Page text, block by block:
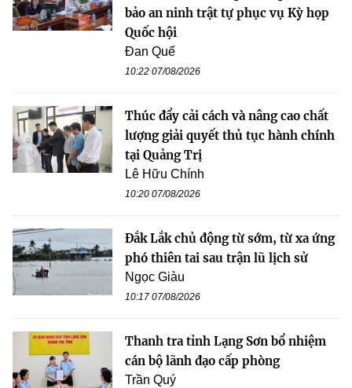
bảo an ninh trật tự phục vụ Kỳ họp
Quốc hội
Đan Quế
10:22 07/08/2026
Thúc đẩy cải cách và nâng cao chất
lượng giải quyết thủ tục hành chính
tại Quảng Trị
Lê Hữu Chính
10:20 07/08/2026
Đắk Lắk chủ động từ sớm, từ xa ứng
phó thiên tai sau trận lũ lịch sử
Ngọc Giàu
10:17 07/08/2026
Thanh tra tỉnh Lạng Sơn bổ nhiệm
cán bộ lãnh đạo cấp phòng
Trần Quý